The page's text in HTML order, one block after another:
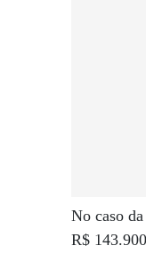
No caso
R$